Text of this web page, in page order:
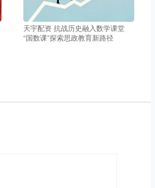
天宇配资 抗战历史融入数学课堂
“国数课”探索思政教育新路径